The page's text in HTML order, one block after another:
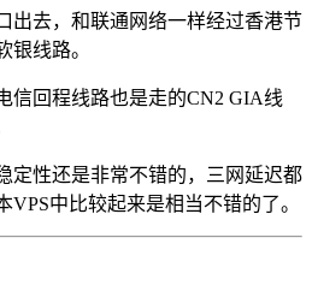
出去，和联通网络一样经过香港节
银线路。
信回程线路也是走的CN2 GIA线
定性还是非常不错的，三网延迟都
中比较起来是相当不错的了。